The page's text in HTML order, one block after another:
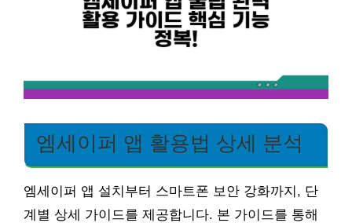
엠세이퍼 앱 활용법 상세 분석
엠세이퍼 앱 설치부터 스마트폰 보안 강화까지, 단
계별 상세 가이드를 제공합니다. 본 가이드를 통해